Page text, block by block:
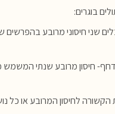
בוגרים:
מקבלים שני חיסוני
חיסון מרובע שנתי
לחיסון המרובע או כל